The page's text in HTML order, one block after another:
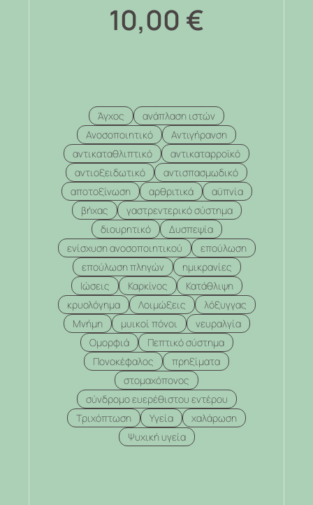
10,00 €
Άγχος
ανάπλαση ιστών
Ανοσοποιητικό
Αντιγήρανση
αντικαταθλιπτικό
αντικαταρροϊκό
αντιοξειδωτικό
αντισπασμωδικό
αποτοξίνωση
αρθριτικά
αϋπνία
βήχας
γαστρεντερικό σύστημα
διουρητικό
Δυσπεψία
ενίσχυση ανοσοποιητικού
επούλωση
επούλωση πληγών
ημικρανίες
Ιώσεις
Καρκίνος
Κατάθλιψη
κρυολόγημα
Λοιμώξεις
λόξυγγας
Μνήμη
μυικοί πόνοι
νευραλγία
Ομορφιά
Πεπτικό σύστημα
Πονοκέφαλος
πρηξίματα
στομαχόπονος
σύνδρομο ευερέθιστου εντέρου
Τριχόπτωση
Υγεία
χαλάρωση
Ψυχική υγεία